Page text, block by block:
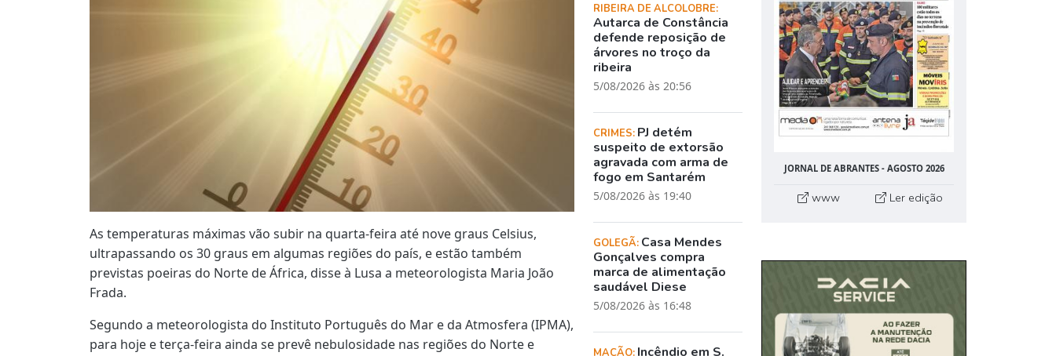
As temperaturas máximas vão subir na quarta-feira até nove graus Celsius,
ultrapassando os 30 graus em algumas regiões do país, e estão também
previstas poeiras do Norte de África, disse à Lusa a meteorologista Maria João
Frada.
Segundo a meteorologista do Instituto Português do Mar e da Atmosfera (IPMA),
para hoje e terça-feira ainda se prevê nebulosidade nas regiões do Norte e
RIBEIRA DE ALCOLOBRE:
Autarca de Constância
defende reposição de
árvores no troço da
ribeira
5/08/2026 às 20:56
CRIMES: PJ detém
suspeito de extorsão
agravada com arma de
fogo em Santarém
5/08/2026 às 19:40
GOLEGÃ: Casa Mendes
Gonçalves compra
marca de alimentação
saudável Diese
5/08/2026 às 16:48
MAÇÃO: Incêndio em S.
JORNAL DE ABRANTES - AGOSTO 2026
www Ler edição